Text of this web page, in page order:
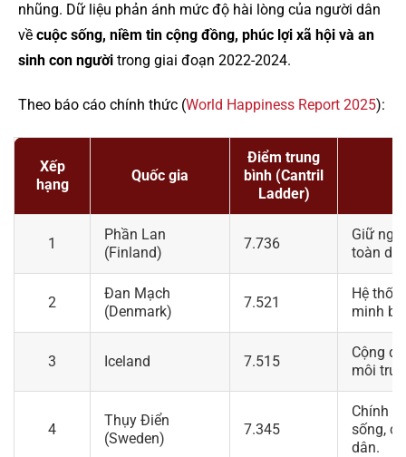
nhũng. Dữ liệu phản ánh mức độ hài lòng của người dân
về cuộc sống, niềm tin cộng đồng, phúc lợi xã hội và an
sinh con người trong giai đoạn 2022-2024.
Theo báo cáo chính thức (World Happiness Report 2025):
Xếp
hạng
Quốc gia
Điểm trung
bình (Cantril
Ladder)
1
Phần Lan
(Finland)
7.736
Giữ
toàn
2
Đan Mạch
(Denmark)
7.521
Hệ
minh
3 Iceland 7.515
Cộng
môi
4
Thụy Điển
(Sweden)
7.345
Chính
sống,
dân.